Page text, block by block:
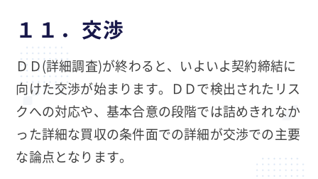
１１．交渉
ＤＤ(詳細調査)が終わると、いよいよ契約締結に
向けた交渉が始まります。ＤＤで検出されたリス
クへの対応や、基本合意の段階では詰めきれなか
った詳細な買収の条件面での詳細が交渉での主要
な論点となります。